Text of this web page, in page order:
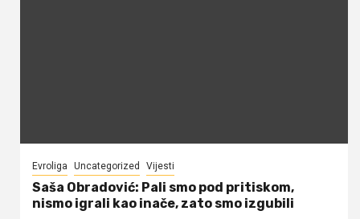
Evroliga Uncategorized Vijesti
Saša Obradović: Pali smo pod pritiskom,
nismo igrali kao inače, zato smo izgubili